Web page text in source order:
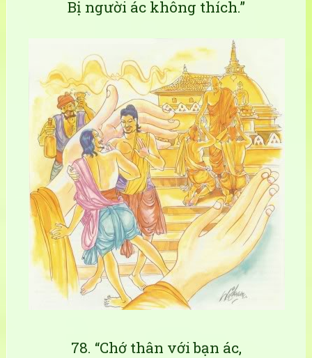
Bị người ác không thích.”
78. “Chớ thân với bạn ác,